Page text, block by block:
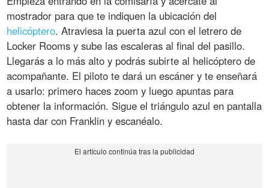
mostrador para que te indiquen la ubicación del
helicóptero. Atraviesa la puerta azul con el letrero de
Locker Rooms y sube las escaleras al final del pasillo.
Llegarás a lo más alto y podrás subirte al helicóptero de
acompañante. El piloto te dará un escáner y te enseñará
a usarlo: primero haces zoom y luego apuntas para
obtener la información. Sigue el triángulo azul en pantalla
hasta dar con Franklin y escanéalo.